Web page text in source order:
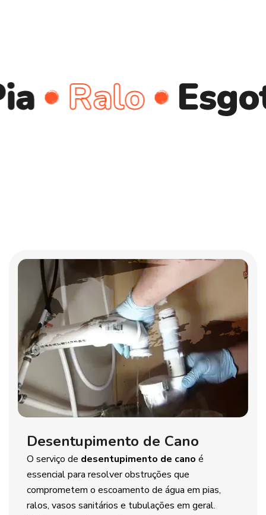
Esgoto
Desentupimento de Cano
O serviço de desentupimento de cano é
essencial para resolver obstruções que
comprometem o escoamento de água em pias,
ralos, vasos sanitários e tubulações em geral.